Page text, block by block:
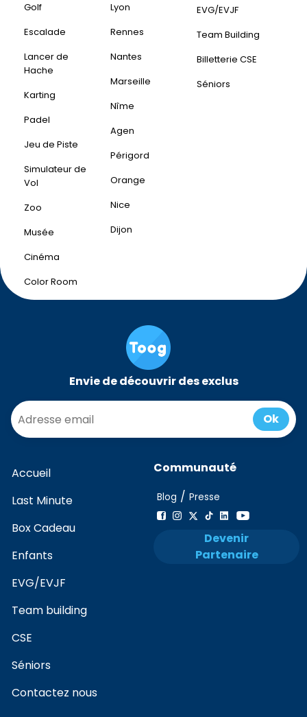
Golf
Escalade
Lancer de
Hache
Karting
Padel
Jeu de Piste
Simulateur de
Vol
Zoo
Musée
Cinéma
Color Room
Lyon
Rennes
Nantes
Marseille
Nîme
Agen
Périgord
Orange
Nice
Dijon
EVG/EVJF
Team Building
Billetterie CSE
Séniors
Envie de découvrir des exclus
Ok
Accueil
Last Minute
Box Cadeau
Enfants
EVG/EVJF
Team building
CSE
Séniors
Contactez nous
Communauté
Blog / Presse
Devenir
Partenaire